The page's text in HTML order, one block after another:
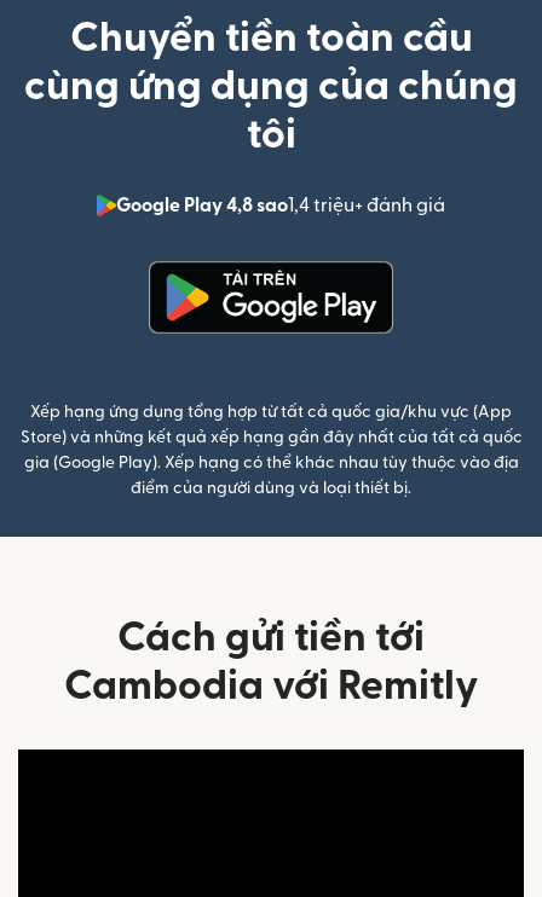
Chuyển tiền toàn cầu
cùng ứng dụng của chúng
tôi
Google Play 4,8 sao1,4 triệu+ đánh giá
Xếp hạng ứng dụng tổng hợp từ tất cả quốc gia/khu vực (App
Store) và những kết quả xếp hạng gần đây nhất của tất cả quốc
gia (Google Play). Xếp hạng có thể khác nhau tùy thuộc vào địa
điểm của người dùng và loại thiết bị.
Cách gửi tiền tới
Cambodia với Remitly